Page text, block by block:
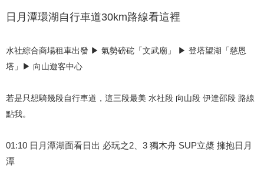
日月潭環湖自行車道30km路線看這裡
水社綜合商場租車出發 ▶ 氣勢磅砣「文武廟」 ▶ 登塔望湖「慈恩
塔」▶ 向山遊客中心
若是只想騎幾段自行車道，這三段最美 水社段 向山段 伊達邵段 路線
點我。
01:10 日月潭湖面看日出 必玩之2、3 獨木舟 SUP立槳 擁抱日月
潭